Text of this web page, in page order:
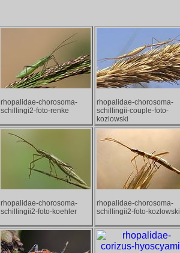
rhopalidae-chorosoma-
schillingi2-foto-renke
rhopalidae-chorosoma-
schillingii-couple-foto-
kozlowski
rhopalidae-chorosoma-
schillingii2-foto-koehler
rhopalidae-chorosoma-
schillingii2-foto-kozlowski